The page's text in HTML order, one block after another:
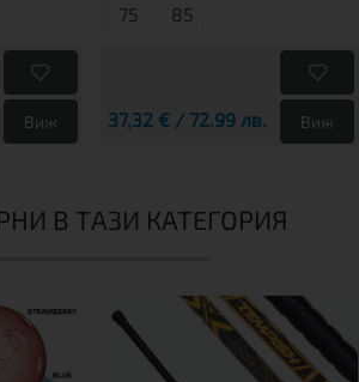
Виж
75 85
37,32 € / 72.99 лв. Виж
В ТАЗИ КАТЕГОРИЯ